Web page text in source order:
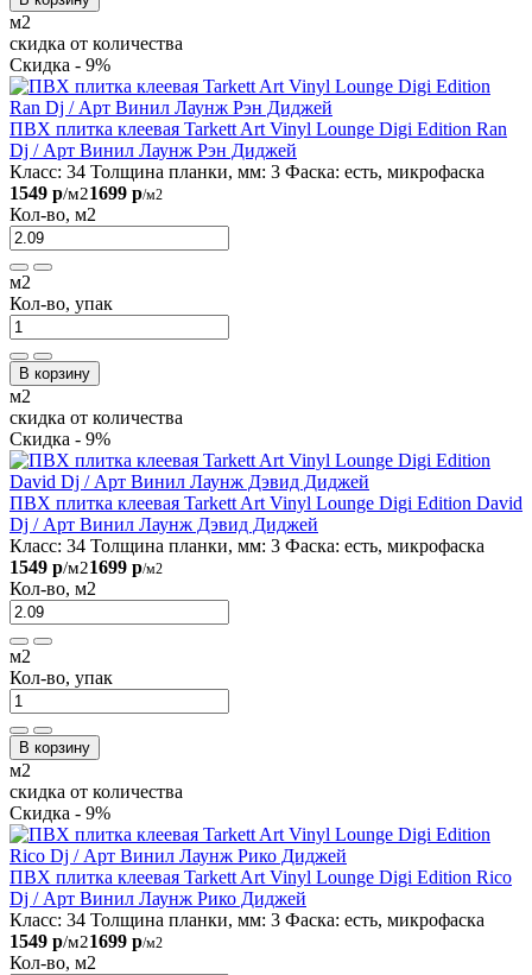
м2
скидка от количества
Скидка - 9%
ПВХ плитка клеевая Tarkett Art Vinyl Lounge Digi Edition Ran
Dj / Арт Винил Лаунж Рэн Диджей
Класс: 34 Толщина планки, мм: 3 Фаска: есть, микрофаска
1549 р/м21699 р/м2
Кол-во, м2
м2
Кол-во, упак
В корзину
м2
скидка от количества
Скидка - 9%
ПВХ плитка клеевая Tarkett Art Vinyl Lounge Digi Edition David
Dj / Арт Винил Лаунж Дэвид Диджей
Класс: 34 Толщина планки, мм: 3 Фаска: есть, микрофаска
1549 р/м21699 р/м2
Кол-во, м2
м2
Кол-во, упак
В корзину
м2
скидка от количества
Скидка - 9%
ПВХ плитка клеевая Tarkett Art Vinyl Lounge Digi Edition Rico
Dj / Арт Винил Лаунж Рико Диджей
Класс: 34 Толщина планки, мм: 3 Фаска: есть, микрофаска
1549 р/м21699 р/м2
Кол-во, м2